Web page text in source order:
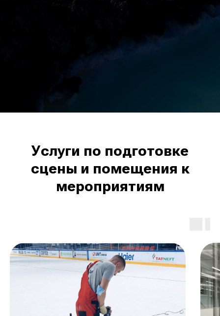
Услуги по подготовке
сцены и помещения к
мероприятиям